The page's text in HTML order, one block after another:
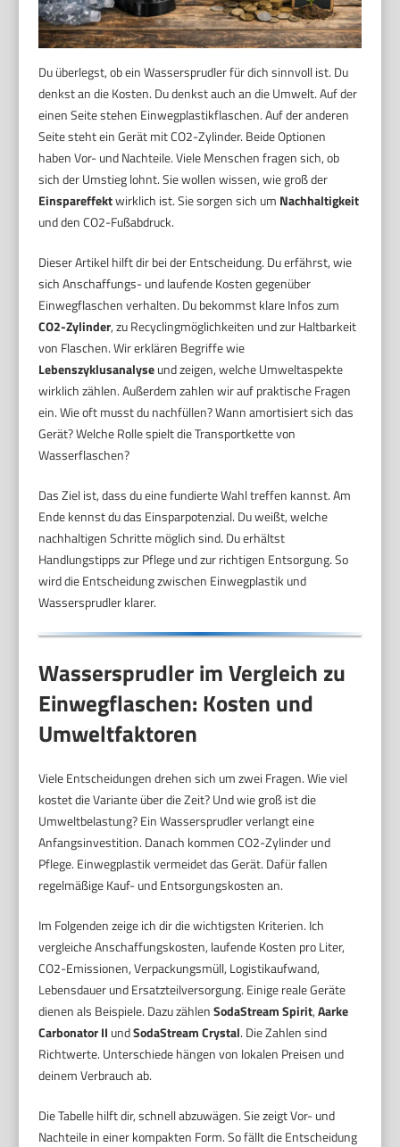
Du überlegst, ob ein Wassersprudler für dich sinnvoll ist. Du
denkst an die Kosten. Du denkst auch an die Umwelt. Auf der
einen Seite stehen Einwegplastikflaschen. Auf der anderen
Seite steht ein Gerät mit CO2-Zylinder. Beide Optionen
haben Vor- und Nachteile. Viele Menschen fragen sich, ob
sich der Umstieg lohnt. Sie wollen wissen, wie groß der
Einspareffektwirklich ist. Sie sorgen sich um Nachhaltigkeit
und den CO2-Fußabdruck.
Dieser Artikel hilft dir bei der Entscheidung. Du erfährst, wie
sich Anschaffungs- und laufende Kosten gegenüber
Einwegflaschen verhalten. Du bekommst klare Infos zum
CO2-Zylinder, zu Recyclingmöglichkeiten und zur Haltbarkeit
von Flaschen. Wir erklären Begriffe wie
Lebenszyklusanalyseund zeigen, welche Umweltaspekte
wirklich zählen. Außerdem zahlen wir auf praktische Fragen
ein. Wie oft musst du nachfüllen? Wann amortisiert sich das
Gerät? Welche Rolle spielt die Transportkette von
Wasserflaschen?
Das Ziel ist, dass du eine fundierte Wahl treffen kannst. Am
Ende kennst du das Einsparpotenzial. Du weißt, welche
nachhaltigen Schritte möglich sind. Du erhältst
Handlungstipps zur Pflege und zur richtigen Entsorgung. So
wird die Entscheidung zwischen Einwegplastik und
Wassersprudler klarer.
Wassersprudler im Vergleich zu
Einwegflaschen: Kosten und
Umweltfaktoren
Viele Entscheidungen drehen sich um zwei Fragen. Wie viel
kostet die Variante über die Zeit? Und wie groß ist die
Umweltbelastung? Ein Wassersprudler verlangt eine
Anfangsinvestition. Danach kommen CO2-Zylinder und
Pflege. Einwegplastik vermeidet das Gerät. Dafür fallen
regelmäßige Kauf- und Entsorgungskosten an.
Im Folgenden zeige ich dir die wichtigsten Kriterien. Ich
vergleiche Anschaffungskosten, laufende Kosten pro Liter,
CO2-Emissionen, Verpackungsmüll, Logistikaufwand,
Lebensdauer und Ersatzteilversorgung. Einige reale Geräte
dienen als Beispiele. Dazu zählenSodaStream Spirit,Aarke
Carbonator II undSodaStream Crystal. Die Zahlen sind
Richtwerte. Unterschiede hängen von lokalen Preisen und
deinem Verbrauch ab.
Die Tabelle hilft dir, schnell abzuwägen. Sie zeigt Vor- und
Nachteile in einer kompakten Form. So fällt die Entscheidung